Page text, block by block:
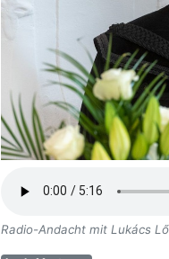
Radio-Andacht mit Lukács